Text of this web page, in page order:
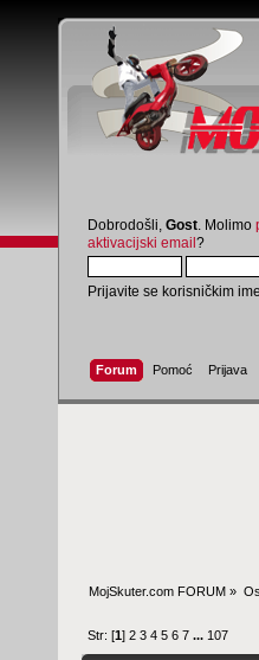
Dobrodošli, Gost . Molimo
aktivacijski email?
Prijavite se korisničkim
Forum Pomoć Prijava
MojSkuter.com FORUM »
Str: [1]2 3 4 5 6 7 ... 107